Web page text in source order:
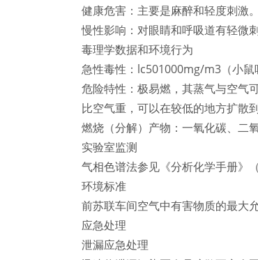
健康危害：主要是麻醉和轻度刺激
慢性影响：对眼睛和呼吸道有轻微
毒理学数据和环境行为
急性毒性：lc501000mg/m3（小鼠
危险特性：极易燃，其蒸气与空气
比空气重，可以在较低的地方扩散
燃烧（分解）产物：一氧化碳、二氧
实验室监测
气相色谱法参见《分析化学手册》
环境标准
前苏联车间空气中有害物质的最大
应急处理
泄漏应急处理